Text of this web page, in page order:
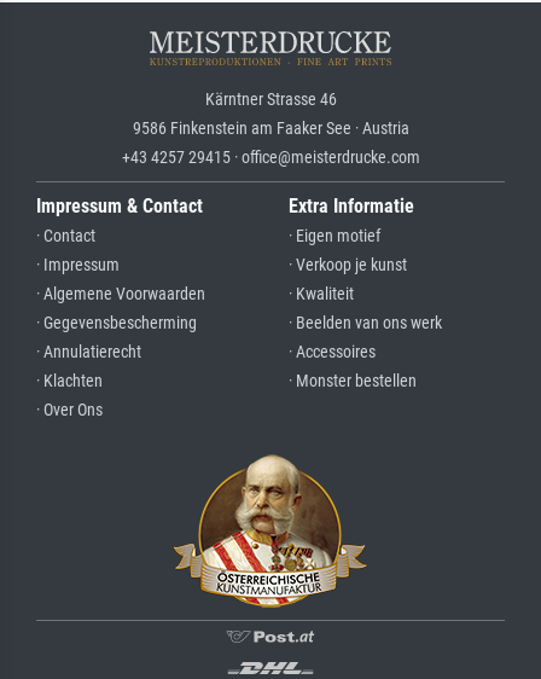
Kärntner Strasse 46
9586 Finkenstein am Faaker See · Austria
+43 4257 29415 · office@meisterdrucke.com
Impressum & Contact
· Contact
· Impressum
· Algemene Voorwaarden
· Gegevensbescherming
· Annulatierecht
· Klachten
· Over Ons
Extra Informatie
· Eigen motief
· Verkoop je kunst
· Kwaliteit
· Beelden van ons werk
· Accessoires
· Monster bestellen